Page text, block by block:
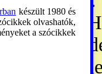
13: a
a
készült 1980 és
olvashatók,
a szócikkek